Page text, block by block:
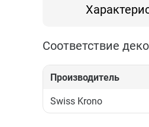
Соответствие
Производитель
Swiss Krono